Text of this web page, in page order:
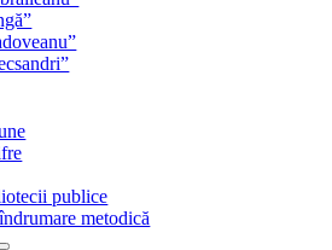
publice
metodică